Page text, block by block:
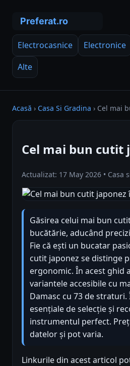
Electrocasnice Electronice
Alte
Acasă › Casa Si Gradina › Cel mai
Cel mai bun cutit
Actualizat: 17 May 2026 • Casa
Găsirea celui mai bun
bucătărie, aducând
Fie că ești un bucatar
cutit japonez se distinge
ergonomic. În acest ghid
variantele accesibile cu
Damasc cu 73 de
esențiale de selecție și
instrumentul perfect.
datelor și pot varia.
Linkurile din acest articol